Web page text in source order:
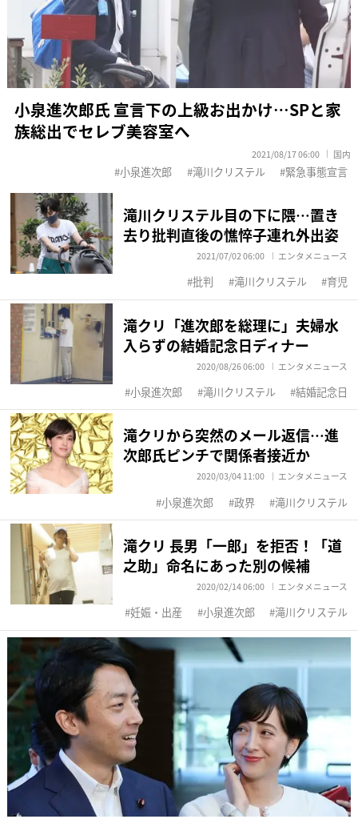
小泉進次郎氏 宣言下の上級お出かけ…SPと家
族総出でセレブ美容室へ
2021/08/17 06:00 国内
小泉進次郎 滝川クリステル 緊急事態宣言
滝川クリステル目の下に隈…置き
去り批判直後の憔悴子連れ外出姿
2021/07/02 06:00 エンタメニュース
批判 滝川クリステル 育児
滝クリ「進次郎を総理に」夫婦水
入らずの結婚記念日ディナー
2020/08/26 06:00 エンタメニュース
小泉進次郎 滝川クリステル 結婚記念日
滝クリから突然のメール返信…進
次郎氏ピンチで関係者接近か
2020/03/04 11:00 エンタメニュース
小泉進次郎 政界 滝川クリステル
滝クリ 長男「一郎」を拒否！「道
之助」命名にあった別の候補
2020/02/14 06:00 エンタメニュース
妊娠・出産 小泉進次郎 滝川クリステル